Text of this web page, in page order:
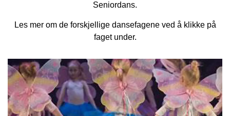
Seniordans.
Les mer om de forskjellige dansefagene ved å klikke på
faget under.